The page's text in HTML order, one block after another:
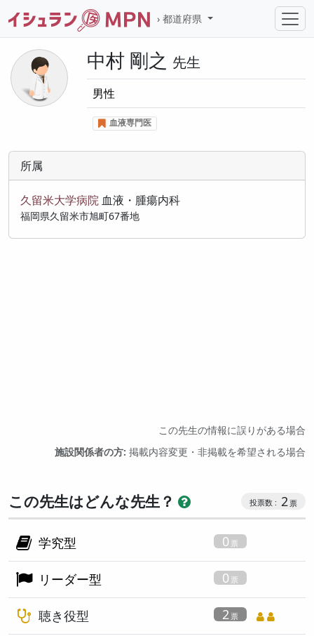
都道府県
中村 剛之 先生
男性
血液専門医
所属
久留米大学病院 血液・腫瘍内科
福岡県久留米市旭町67番地
この先生の情報に誤りがある場合
施設関係者の方: 掲載内容変更・非掲載を希望される場合
この先生はどんな先生？ 2
学究型 0
リーダー型 0
聴き役型 2